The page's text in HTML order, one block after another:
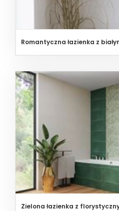
Romantyczna łazienka z
Zielona łazienka z